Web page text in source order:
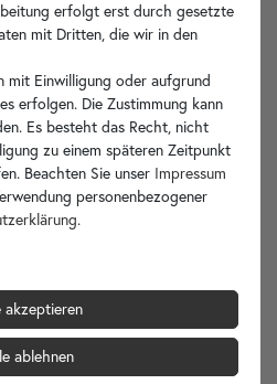
Vorteile
-
Waschbecken Unikate!
erfolgt erst durch gesetzte
mit Dritten, die wir in den
mit Einwilligung oder aufgrund
erfolgen. Die Zustimmung kann
Es besteht das Recht, nicht
zu einem späteren Zeitpunkt
Beachten Sie unser Impressum
personenbezogener
.
akzeptieren
ablehnen